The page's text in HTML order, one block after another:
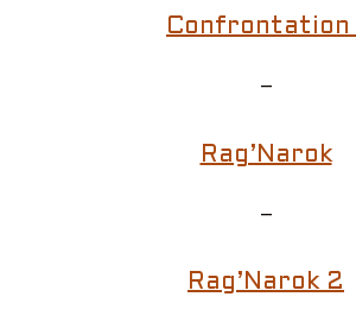
Confrontation 1
–
Rag’Narok
–
Rag’Narok 2